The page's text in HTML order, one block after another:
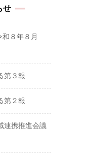
せ
８年８月
第３報
第２報
携推進会議